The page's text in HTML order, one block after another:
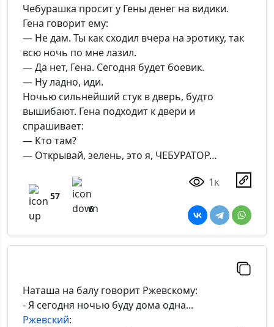
*Максимальное кол-во символов - 500. Ручная модерация.
Добавить
Чебурашка просит у Гены денег на видики.
Гена говорит ему:
— Не дам. Ты как сходил вчера на эротику, так
всю ночь по мне лазил.
— Да нет, Гена. Сегодня будет боевик.
— Ну ладно, иди.
Ночью сильнейший стук в дверь, будто
вышибают. Гена подходит к двери и
спрашивает:
— Кто там?
— Открывай, зелень, это я, ЧЕБУРАТОР…
57
6
1 K
Наташа на балу говорит Ржевскому:
- Я сегодня ночью буду дома одна...
Ржевский: